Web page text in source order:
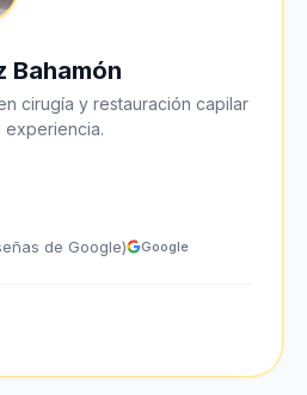
Bahamón
cirugía y restauración capilar
experiencia.
de Google) Google